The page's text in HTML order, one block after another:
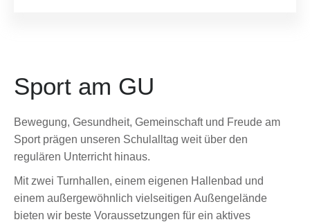
Sport am GU
Bewegung, Gesundheit, Gemeinschaft und Freude am
Sport prägen unseren Schulalltag weit über den
regulären Unterricht hinaus.
Mit zwei Turnhallen, einem eigenen Hallenbad und
einem außergewöhnlich vielseitigen Außengelände
bieten wir beste Voraussetzungen für ein aktives